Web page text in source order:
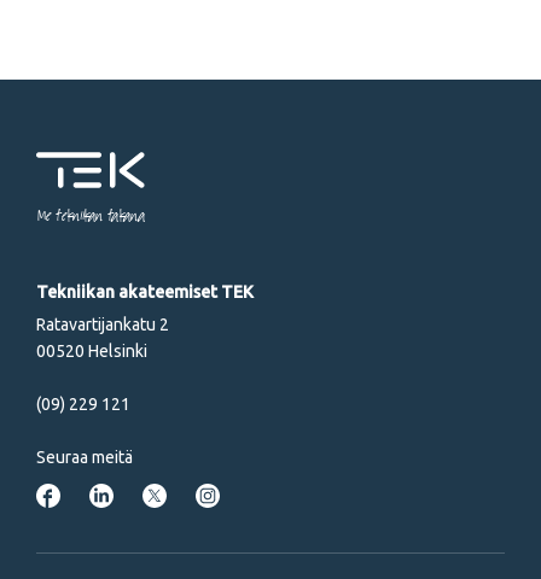
Me tekniikan takana
Tekniikan akateemiset TEK
Ratavartijankatu 2
00520 Helsinki
(09) 229 121
Seuraa meitä